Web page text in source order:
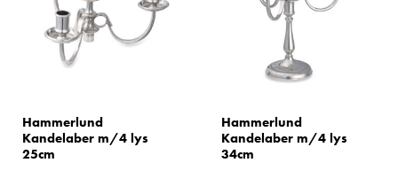
Hammerlund
Kandelaber m/4 lys
25cm
Hammerlund
Kandelaber m/4 lys
34cm